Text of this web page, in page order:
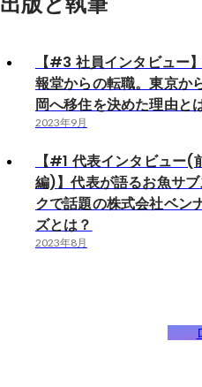
【#3 社員インタビュー
報堂からの転職。東京か
岡へ移住を決めた理由と
2023年9月
【#1 代表インタビュー(
編)】代表が語るお魚サブ
クで話題の株式会社ベン
ズとは？
2023年8月